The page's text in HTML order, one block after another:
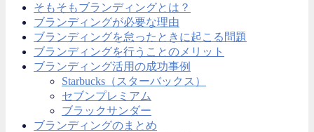
そもそもブランディングとは？
ブランディングが必要な理由
ブランディングを怠ったときに起こる問題
ブランディングを行うことのメリット
ブランディング活用の成功事例
Starbucks（スターバックス）
セブンプレミアム
ブラックサンダー
ブランディングのまとめ